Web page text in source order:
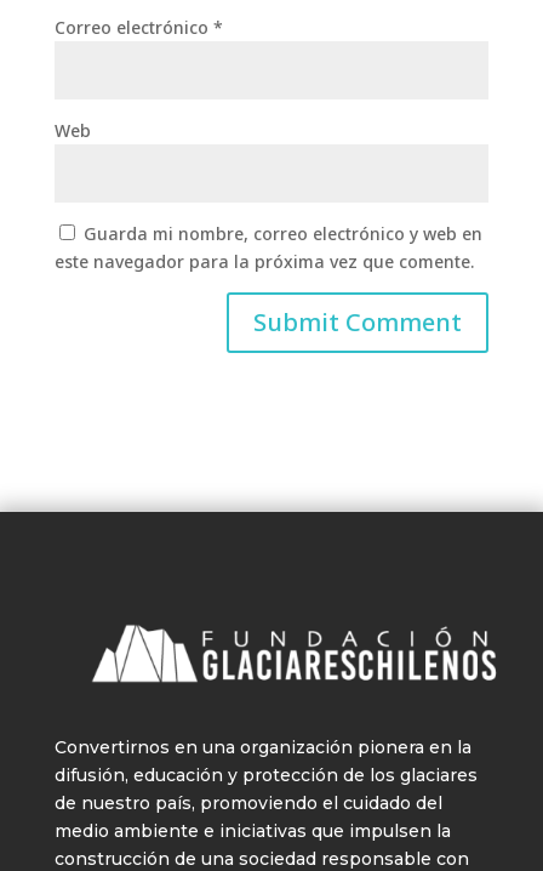
Correo electrónico *
Web
Guarda mi nombre, correo electrónico y web en
este navegador para la próxima vez que comente.
Convertirnos en una organización pionera en la
difusión, educación y protección de los glaciares
de nuestro país, promoviendo el cuidado del
medio ambiente e iniciativas que impulsen la
construcción de una sociedad responsable con